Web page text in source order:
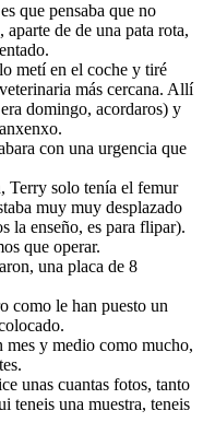
que pensaba que no
aparte de de una pata rota,
metí en el coche y tiré
más cercana. Allí
domingo, acordaros) y
con una urgencia que
Terry solo tenía el femur
muy muy desplazado
la enseño, es para flipar).
que operar.
una placa de 8
como le han puesto un
mes y medio como mucho,
unas cuantas fotos, tanto
teneis una muestra, teneis